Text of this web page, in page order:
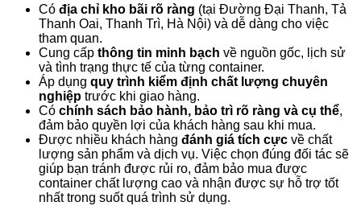
Có địa chỉ kho bãi rõ ràng (tại Đường Đại Thanh, Tả
Thanh Oai, Thanh Trì, Hà Nội) và dễ dàng cho việc
tham quan.
Cung cấp thông tin minh bạch về nguồn gốc, lịch sử
và tình trạng thực tế của từng container.
Áp dụng quy trình kiểm định chất lượng chuyên
nghiệp trước khi giao hàng.
Có chính sách bảo hành, bảo trì rõ ràng và cụ thể,
đảm bảo quyền lợi của khách hàng sau khi mua.
Được nhiều khách hàng đánh giá tích cực về chất
lượng sản phẩm và dịch vụ. Việc chọn đúng đối tác sẽ
giúp bạn tránh được rủi ro, đảm bảo mua được
container chất lượng cao và nhận được sự hỗ trợ tốt
nhất trong suốt quá trình sử dụng.